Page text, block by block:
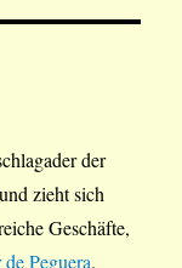
der
zieht sich
Geschäfte,
Peguera.